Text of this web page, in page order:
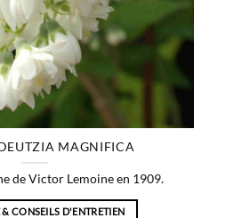
MAGNIFICA
de Victor Lemoine en 1909.
CONSEILS D'ENTRETIEN